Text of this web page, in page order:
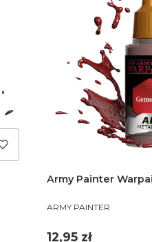
Army Painter
PRODUCENT
ARMY PAINTER
Cena
12,95 zł